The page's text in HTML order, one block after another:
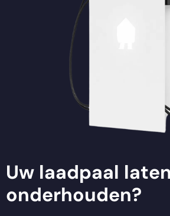
Uw laadpaal laten
onderhouden?